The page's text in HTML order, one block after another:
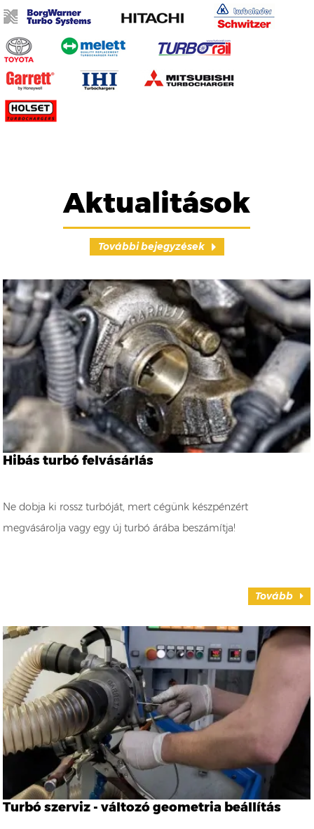
Aktualitások
További bejegyzések
Hibás turbó felvásárlás
Ne dobja ki rossz turbóját, mert cégünk készpénzért
megvásárolja vagy egy új turbó árába beszámítja!
Tovább
Turbó szerviz - változó geometria beállítás